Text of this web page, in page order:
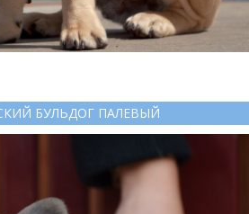
БУЛЬДОГ ПАЛЕВЫЙ